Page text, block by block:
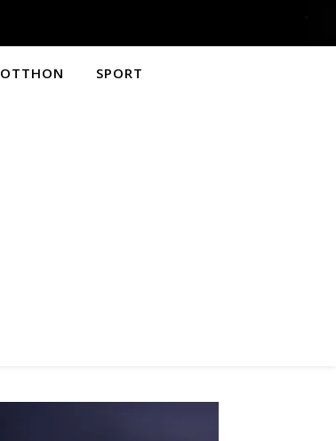
OTTHON SPORT